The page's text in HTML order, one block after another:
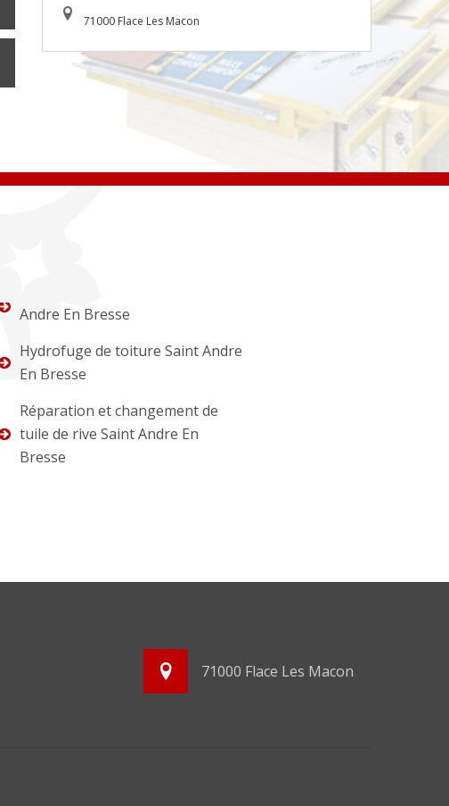
71000 Flace Les Macon
Andre En Bresse
Hydrofuge de toiture Saint Andre
En Bresse
Réparation et changement de
tuile de rive Saint Andre En
Bresse
71000 Flace Les Macon